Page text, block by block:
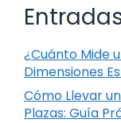
¿Cuánto Mide
Dimensiones
Cómo Llevar
Plazas: Guía